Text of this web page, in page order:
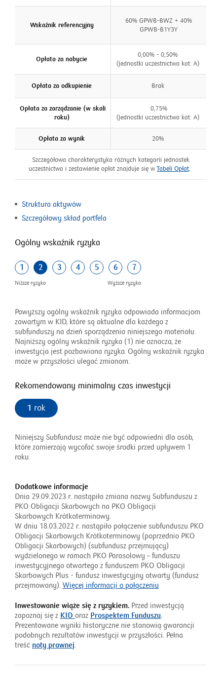
Wskaźnik referencyjny
60% GPWB-BWZ + 40%
GPWB-B1Y3Y
Opłata za nabycie
0,00% - 0,50%
(Jednostki uczestnictwa kat. A)
Opłata za odkupienie Brak
Opłata za zarządzanie (w skali
roku)
0,75%
(Jednostki uczestnictwa kat. A)
Opłata za wynik 20%
Szczegółowa charakterystyka różnych kategorii jednostek
uczestnictwa i zestawienie opłat znajduje się wTabeli Opłatotworzy
.
Struktura aktywów
Szczegółowy skład portfela
Ogólny wskaźnik ryzyka
1 2 3 4 5 6 7
2Niższe ryzyko Wyższe ryzyko
Powyższy ogólny wskaźnik ryzyka odpowiada informacjom
zawartym w KID, które są aktualne dla każdego z
subfunduszy na dzień sporządzenia niniejszego materiału.
Najniższy ogólny wskaźnik ryzyka (1) nie oznacza, że
inwestycja jest pozbawiona ryzyka. Ogólny wskaźnik ryzyka
może w przyszłości ulegać zmianom.
Rekomendowany minimalny czas inwestycji
1 rok
Niniejszy Subfundusz może nie być odpowiedni dla osób,
które zamierzają wycofać swoje środki przed upływem 1
roku.
Dodatkowe informacje
Dnia 29.09.2023 r. nastąpiła zmiana nazwy Subfunduszu z
PKO Obligacji Skarbowych na PKO Obligacji
Skarbowych Krótkoterminowy.
W dniu 18.03.2022 r. nastąpiło połączenie subfunduszu PKO
Obligacji Skarbowych Krótkoterminowy (poprzednio PKO
Obligacji Skarbowych) (subfundusz przejmujący)
wydzielonego w ramach PKO Parasolowy – funduszu
inwestycyjnego otwartego z funduszem PKO Obligacji
Skarbowych Plus - fundusz inwestycyjny otwarty (fundusz
przejmowany). Więcej informacji o połączeniu
Inwestowanie wiąże się z ryzykiem. Przed inwestycją
zapoznaj się z KID oraz Prospektem Funduszu.
Prezentowane wyniki historyczne nie stanowią gwarancji
podobnych rezultatów inwestycji w przyszłości. Pełna
treść noty prawnej.